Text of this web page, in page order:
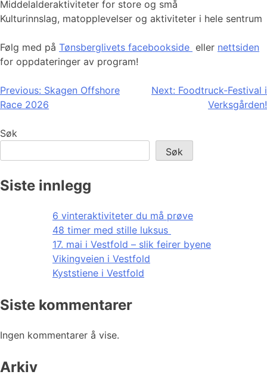
Middelalderaktiviteter for store og små
Kulturinnslag, matopplevelser og aktiviteter i hele sentrum
Følg med på Tønsberglivets facebookside eller nettsiden
for oppdateringer av program!
Innleggsnavigasjon
Previous: Skagen Offshore
Race 2026
Next: Foodtruck-Festival i
Verksgården!
Søk
Søk
Siste innlegg
6 vinteraktiviteter du må prøve
48 timer med stille luksus
17. mai i Vestfold – slik feirer byene
Vikingveien i Vestfold
Kyststiene i Vestfold
Siste kommentarer
Ingen kommentarer å vise.
Arkiv